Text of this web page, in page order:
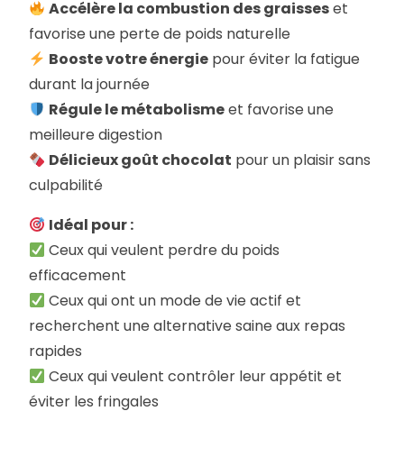
Accélère la combustion des graisseset
favorise une perte de poids naturelle
Booste votre énergie pour éviter la fatigue
durant la journée
Régule le métabolismeet favorise une
meilleure digestion
Délicieux goût chocolat pour un plaisir sans
culpabilité
Idéal pour :
Ceux qui veulent perdre du poids
efficacement
Ceux qui ont un mode de vie actif et
recherchent une alternative saine aux repas
rapides
Ceux qui veulent contrôler leur appétit et
éviter les fringales